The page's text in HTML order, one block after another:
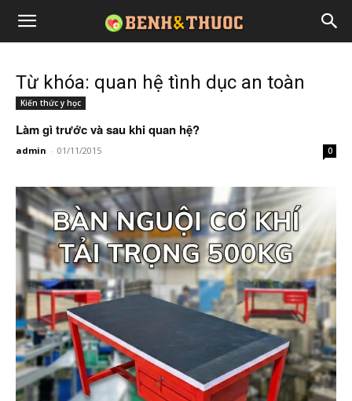
Từ khóa: quan hệ tình dục an toàn
Kiến thức y học
Làm gì trước và sau khi quan hệ?
admin - 01/11/2015 0